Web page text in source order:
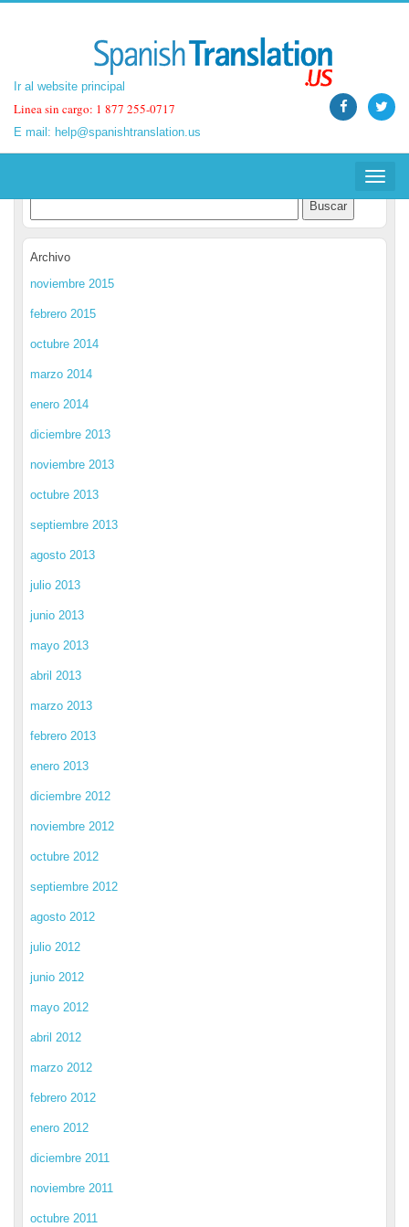
Ir al website principal
Linea sin cargo: 1 877 255-0717
E mail: help@spanishtranslation.us
Toggle
Ir al website principal
Linea sin cargo: 1 877 255-0717
E mail: help@spanishtranslation.us
Toggle
Spanish Translation Blog
Archivo
noviembre 2015
febrero 2015
octubre 2014
marzo 2014
enero 2014
diciembre 2013
noviembre 2013
octubre 2013
septiembre 2013
agosto 2013
julio 2013
junio 2013
mayo 2013
abril 2013
marzo 2013
febrero 2013
enero 2013
diciembre 2012
noviembre 2012
octubre 2012
septiembre 2012
agosto 2012
julio 2012
junio 2012
mayo 2012
abril 2012
marzo 2012
febrero 2012
enero 2012
diciembre 2011
noviembre 2011
octubre 2011